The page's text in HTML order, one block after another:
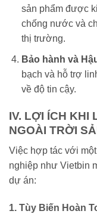
sản phẩm được
chống nước và
thị trường.
Bảo hành và
bạch và hỗ trợ
về độ tin cậy.
IV. LỢI ÍCH KHI
NGOÀI TRỜI
Việc hợp tác với
nghiệp như Vietbin
dự án:
1. Tùy Biến Hoàn